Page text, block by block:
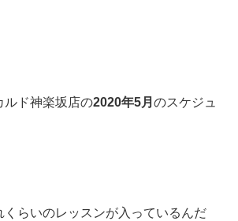
ルド神楽坂店の2020年5月 のスケジュ
くらいのレッスンが入っているんだ